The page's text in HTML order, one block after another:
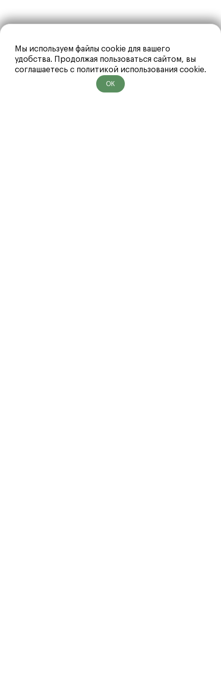
Мы используем файлы cookie для вашего
удобства. Продолжая пользоваться сайтом, вы
соглашаетесь с политикой использования cookie.
ОК